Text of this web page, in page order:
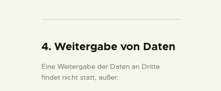
4. Weitergabe von Daten
Eine Weitergabe der Daten an Dritte
findet nicht statt, außer: